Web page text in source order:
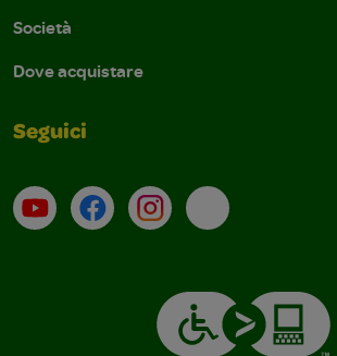
Società
Dove acquistare
Seguici
Su YouTube
ContattiProfilo Instagram
Email